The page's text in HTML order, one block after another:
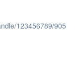
123456789/905